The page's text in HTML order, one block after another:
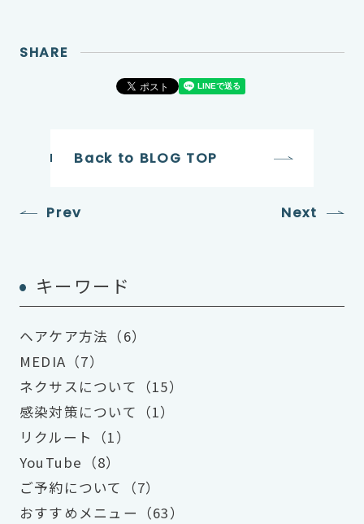
SHARE
Prev
Back to BLOG TOP
Next
キーワード
ヘアケア方法（6）
MEDIA（7）
ネクサスについて（15）
感染対策について（1）
リクルート（1）
YouTube（8）
ご予約について（7）
おすすめメニュー（63）